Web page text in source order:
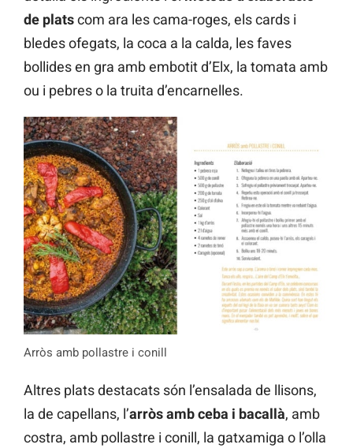
de platscom ara les cama-roges, els cards i
bledes ofegats, la coca a la calda, les faves
bollides en gra amb embotit d’Elx, la tomata amb
ou i pebres o la truita d’encarnelles.
Arròs amb pollastre i conill
Altres plats destacats són l’ensalada de llisons,
la de capellans, l’arròs amb ceba i bacallà, amb
costra, amb pollastre i conill, la gatxamiga o l’olla